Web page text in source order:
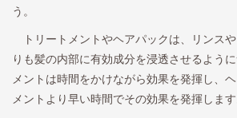
う。
トリートメントやヘアパックは、リンス
りも髪の内部に有効成分を浸透させるよう
メントは時間をかけながら効果を発揮し、
メントより早い時間でその効果を発揮します